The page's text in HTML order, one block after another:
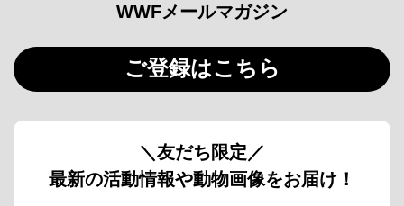
WWFメールマガジン
ご登録はこちら
＼友だち限定／
最新の活動情報や動物画像をお届け！